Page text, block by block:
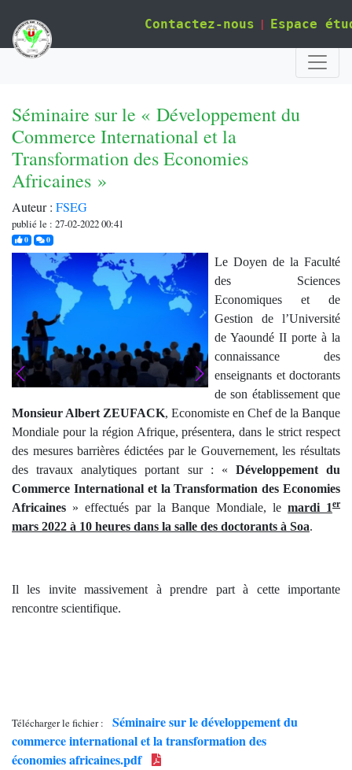
Contactez-nous | Espace
Séminaire sur le « Développement du
Commerce International et la
Transformation des Economies
Africaines »
Auteur : FSEG
publié le : 27-02-2022 00:41
0j'aime0commentaires
Le Doyen de la Faculté
des Sciences
Economiques et de
Gestion de l’Université
de Yaoundé II porte à la
connaissance des
enseignants et doctorants
de son établissement que
Monsieur Albert ZEUFACK, Economiste en Chef de la Banque
Mondiale pour la région Afrique, présentera, dans le strict respect
des mesures barrières édictées par le Gouvernement, les résultats
des travaux analytiques portant sur : « Développement du
Commerce International et la Transformation des Economies
Africaines » effectués par la Banque Mondiale, lemardi 1er
mars 2022 à 10 heures dans la salle des doctorants à Soa.
Il les invite massivement à prendre part à cette importante
rencontre scientifique.
Télécharger le fichier :
Séminaire sur le développement du
commerce international et la transformation des
économies africaines.pdf